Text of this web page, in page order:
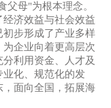
父母"为根本理念。
济效益与社会效益
步形成了产业多样
企业向着更高层次
利用资金、人才及
化、规范化的发
面向全国，拓展海